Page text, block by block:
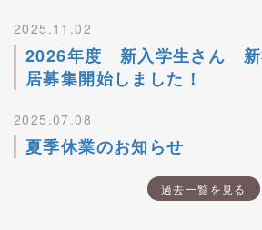
2025.11.02
2026年度 新入学生さん
居募集開始しました！
2025.07.08
夏季休業のお知らせ
過去一覧を見る